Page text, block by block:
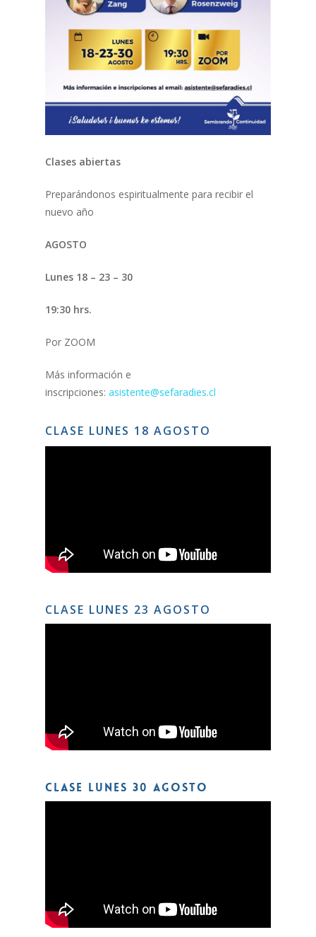
Clases abiertas
Preparándonos espiritualmente para recibir el
nuevo año
AGOSTO
Lunes 18 – 23 – 30
19:30 hrs.
Por ZOOM
Más información e
inscripciones: asistente@sefaradies.cl
CLASE LUNES 18 AGOSTO
CLASE LUNES 23 AGOSTO
CLASE LUNES 30 AGOSTO